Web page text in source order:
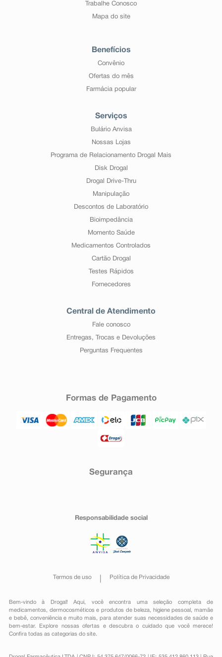
Trabalhe Conosco
Mapa do site
Benefícios
Convênio
Ofertas do mês
Farmácia popular
Serviços
Bulário Anvisa
Nossas Lojas
Programa de Relacionamento Drogal Mais
Disk Drogal
Drogal Drive-Thru
Manipulação
Descontos de Laboratório
Bioimpedância
Momento Saúde
Medicamentos Controlados
Cartão Drogal
Testes Rápidos
Fornecedores
Central de Atendimento
Fale conosco
Entregas, Trocas e Devoluções
Perguntas Frequentes
Formas de Pagamento
Segurança
Responsabilidade social
Termos de uso Política de Privacidade
Bem-vindo à Drogal! Aqui, você encontra uma seleção completa de
medicamentos , dermocosméticos e produtos de beleza, higiene pessoal ,mamãe
e bebê, conveniênciae muito mais, para atender suas necessidades de saúde e
bem-estar. Explore nossas ofertas e descubra o cuidado que você merece!
Confira todas as categorias do site.